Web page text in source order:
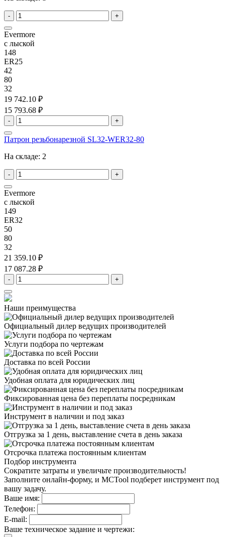
- +
Evermore
с лыской
148
ER25
42
80
32
19 742.10 ₽
15 793.68 ₽
- +
Патрон резьбонарезной SL32-WER32-80
На складе: 2
- +
Evermore
с лыской
149
ER32
50
80
32
21 359.10 ₽
17 087.28 ₽
- +
Наши преимущества
Официальный дилер ведущих производителей
Услуги подбора по чертежам
Доставка по всей России
Удобная оплата для юридических лиц
Фиксированная цена без переплаты посредникам
Инструмент в наличии и под заказ
Отгрузка за 1 день, выставление счета в день заказа
Отсрочка платежа постоянным клиентам
Подбор инструмента
Сократите затраты и увеличьте производительность!
Заполните онлайн-форму, и MCTool подберет инструмент под
вашу задачу.
Ваше имя:
Телефон:
E-mail:
Ваше техническое задание и чертежи: